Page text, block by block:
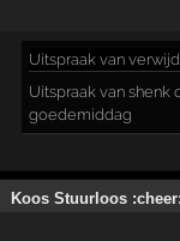
Uitspraak van
Uitspraak van shenk
goedemiddag
Koos Stuurloos :cheer: